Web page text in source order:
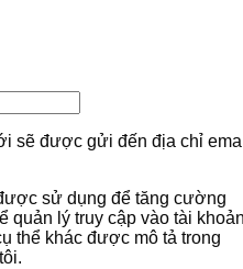
sẽ được gửi đến địa chỉ
sử dụng để tăng cường
quản lý truy cập vào tài
thể khác được mô tả trong